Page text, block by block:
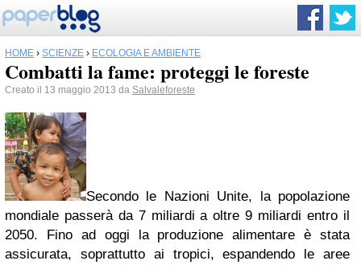
HOME › SCIENZE › ECOLOGIA E AMBIENTE
Combatti la fame: proteggi le foreste
Creato il 13 maggio 2013 da Salvaleforeste
Secondo le Nazioni Unite, la popolazione
mondiale passerà da 7 miliardi a oltre 9 miliardi entro il
2050. Fino ad oggi la produzione alimentare è stata
assicurata, soprattutto ai tropici, espandendo le aree